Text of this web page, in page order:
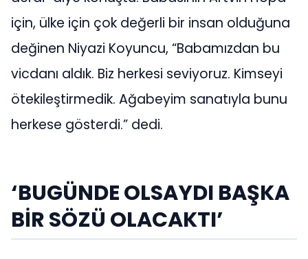
için, ülke için çok değerli bir insan olduğuna
değinen Niyazi Koyuncu, “Babamızdan bu
vicdanı aldık. Biz herkesi seviyoruz. Kimseyi
ötekileştirmedik. Ağabeyim sanatıyla bunu
herkese gösterdi.” dedi.
‘BUGÜNDE OLSAYDI BAŞKA
BİR SÖZÜ OLACAKTI’